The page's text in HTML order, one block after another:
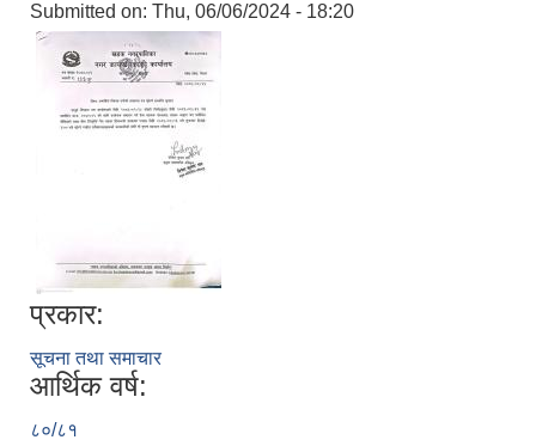
Submitted on: Thu, 06/06/2024 - 18:20
प्रकार:
सूचना तथा समाचार
आर्थिक वर्ष:
८०/८१